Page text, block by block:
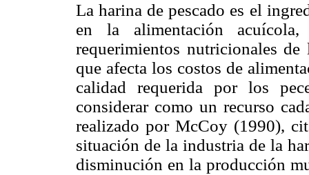
La harina de pescado es el
en la alimentación acuícola,
requerimientos nutricionales
que afecta los costos de
calidad requerida por los
considerar como un recurso
realizado por McCoy (1990),
situación de la industria de la
disminución en la producción